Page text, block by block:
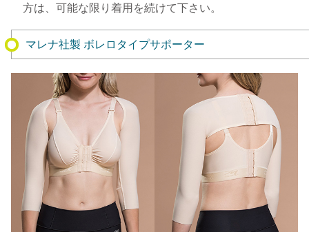
方は、可能な限り着用を続けて下さい。
マレナ社製 ボレロタイプサポーター